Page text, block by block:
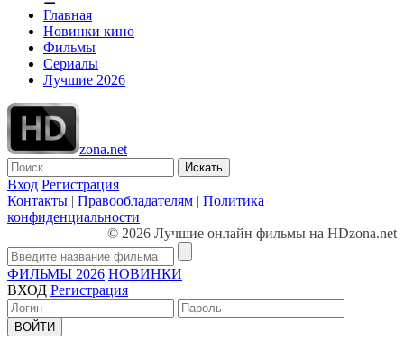
Главная
Новинки кино
Фильмы
Сериалы
Лучшие 2026
zona.net
Искать
Вход Регистрация
Контакты | Правообладателям | Политика
конфиденциальности
© 2026 Лучшие онлайн фильмы на HDzona.net
ФИЛЬМЫ 2026 НОВИНКИ
ВХОД Регистрация